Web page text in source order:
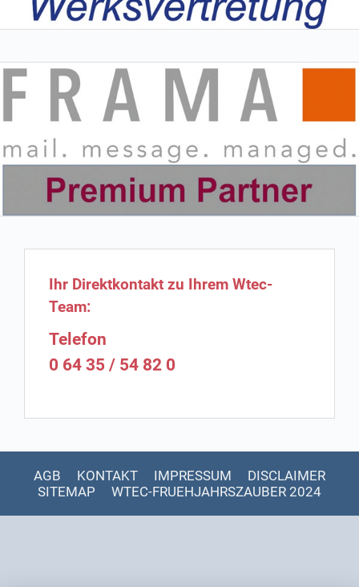
Ihr Direktkontakt zu Ihrem Wtec-
Team:
Telefon
0 64 35 / 54 82 0
AGB KONTAKT IMPRESSUM
DISCLAIMER
SITEMAP
WTEC-FRUEHJAHRSZAUBER 2024